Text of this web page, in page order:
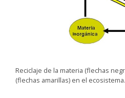
Reciclaje de la materia (flechas
(flechas amarillas) en el ecosistema.